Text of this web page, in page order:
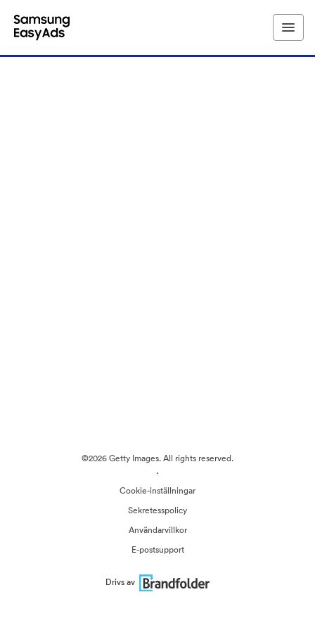
©2026 Getty Images. All rights reserved.
·
Cookie-inställningar
Sekretesspolicy
Användarvillkor
E-postsupport
Drivs av